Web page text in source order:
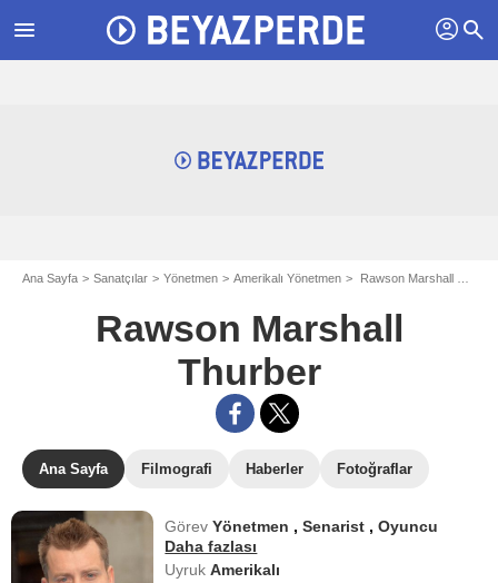
menu profil search
Ana Sayfa Sanatçılar Yönetmen Amerikalı Yönetmen Rawson Marshall Thurber
Rawson Marshall
Thurber
Ana Sayfa Filmografi Haberler Fotoğraflar
GörevYönetmen ,Senarist ,Oyuncu
Daha fazlası
UyrukAmerikalı